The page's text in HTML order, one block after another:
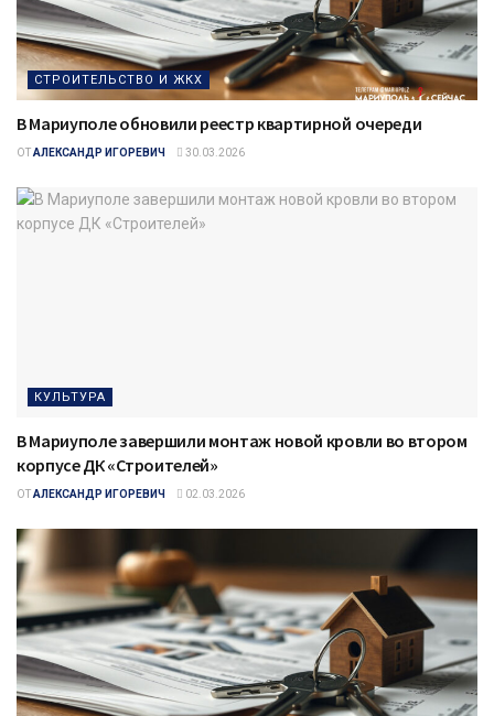
СТРОИТЕЛЬСТВО И ЖКХ
В Мариуполе обновили реестр квартирной очереди
ОТ АЛЕКСАНДР ИГОРЕВИЧ 30.03.2026
КУЛЬТУРА
В Мариуполе завершили монтаж новой кровли во втором
корпусе ДК «Строителей»
ОТ АЛЕКСАНДР ИГОРЕВИЧ 02.03.2026